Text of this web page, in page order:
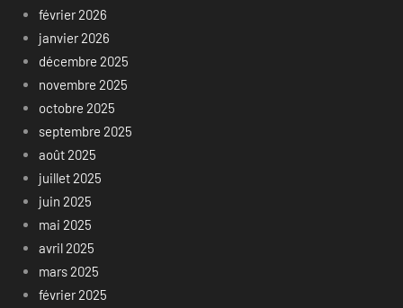
février 2026
janvier 2026
décembre 2025
novembre 2025
octobre 2025
septembre 2025
août 2025
juillet 2025
juin 2025
mai 2025
avril 2025
mars 2025
février 2025